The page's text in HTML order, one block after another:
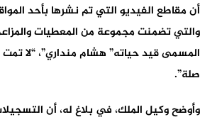
أن مقاطع الفيديو التي تم نشرها بأحد
والتي تضمنت مجموعة من المعطيات
المسمى قيد حياته” هشام منداري”، “لا
صلة”.
وأوضح وكيل الملك، في بلاغ له، أن